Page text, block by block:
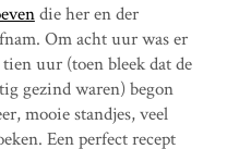
die her en der
Om acht uur was er
uur (toen bleek dat de
gezind waren) begon
mooie standjes, veel
Een perfect recept